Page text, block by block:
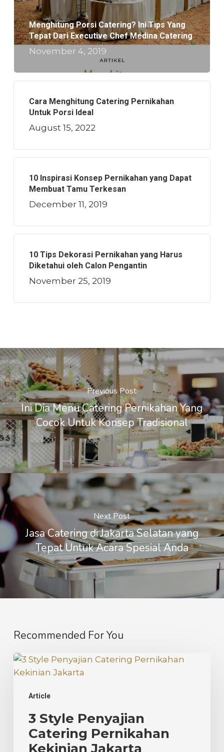
Menghitung Porsi Catering? Ini Tips Yang
Tepat Dari Executive Chef Medina Catering
November 4, 2019
Cara Menghitung Catering Pernikahan
Untuk Porsi Ideal
August 15, 2022
10 Inspirasi Konsep Pernikahan yang Dapat
Membuat Tamu Terkesan
December 11, 2019
10 Tips Dekorasi Pernikahan yang Harus
Diketahui oleh Calon Pengantin
November 25, 2019
Previous Post
Ini Dia Menu Catering Pernikahan Yang
Cocok Untuk Konsep Tradisional
Next Post
Jasa Catering di Jakarta Selatan yang
Tepat Untuk Acara Spesial Anda
Recommended For You
Article
3
Style
Catering
Kekinian
Jakarta
3 Style Penyajian
Catering Pernikahan
Kekinian Jakarta